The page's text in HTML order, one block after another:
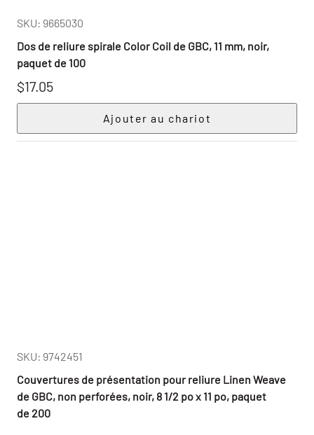
SKU: 9665030
Dos de reliure spirale Color Coil de GBC, 11 mm, noir,
paquet de 100
$17.05
SKU: 9742451
Couvertures de présentation pour reliure Linen Weave
de GBC, non perforées, noir, 8 1/2 po x 11 po, paquet
de 200